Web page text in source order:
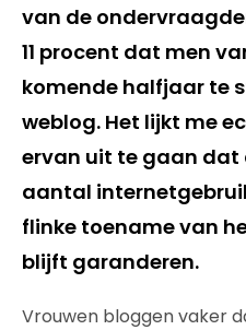
van de
11 procent dat men
komende halfjaar te
weblog. Het lijkt me
ervan uit te gaan dat
aantal
flinke toename van
blijft garanderen.
Vrouwen bloggen vaker